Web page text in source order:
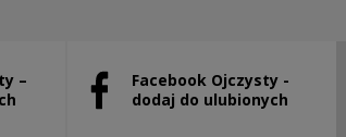
–
a new window
Facebook Ojczysty -
dodaj do ulubionych
Note, the link will open in a new